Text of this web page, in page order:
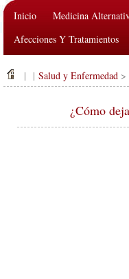
Inicio Medicina
Afecciones Y Tratamientos
Salud Pública Y Seguridad
| | Salud y Enfermedad
¿Cómo